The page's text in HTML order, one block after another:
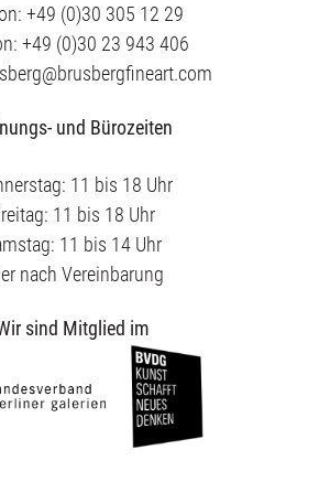
+49 (0)30 305 12 29
+49 (0)30 23 943 406
und Bürozeiten
11 bis 18 Uhr
11 bis 18 Uhr
11 bis 14 Uhr
nach Vereinbarung
sind Mitglied im